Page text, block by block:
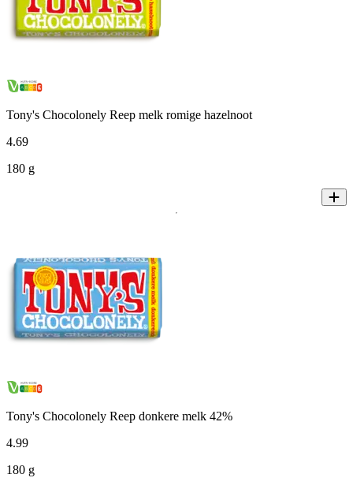
Tony's Chocolonely Reep melk romige hazelnoot
4.69
180 g
Tony's Chocolonely Reep donkere melk 42%
4.99
180 g